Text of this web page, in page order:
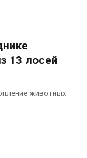
13 лосей
животных